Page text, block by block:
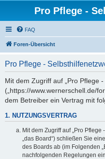
Pro Pflege -
FAQ
Foren-Übersicht
Pro Pflege -
Mit dem Zugriff auf „Pro Pflege
(„https://www.wernerschell.de/
dem Betreiber ein Vertrag mit
1. NUTZUNGSVERTRAG
Mit dem Zugriff auf „Pro
„das Board“) schließen Sie
des Boards ab (im Folgenden
nachfolgenden Regelungen